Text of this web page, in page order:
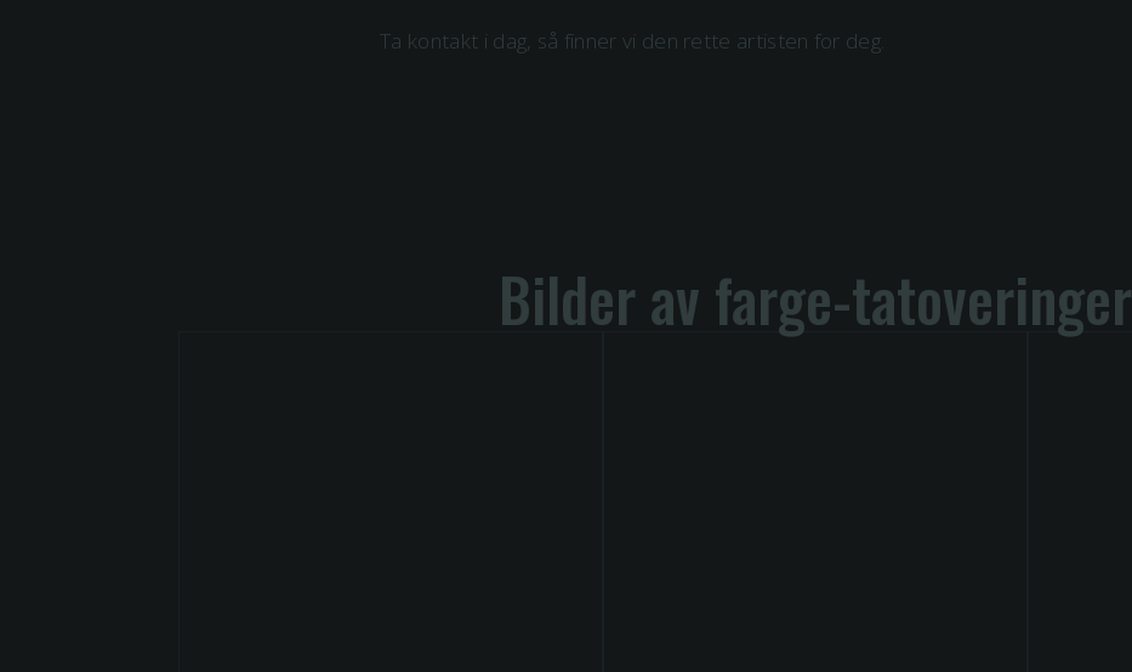
Ta kontakt i dag, så finner vi den rette artisten for deg.
Bilder avfarge-tatoveringer